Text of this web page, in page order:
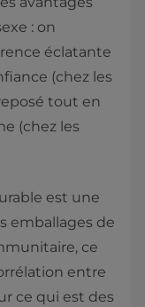
: on
éclatante
(chez les
tout en
(chez les
est une
emballages de
ce
entre
ce qui est des